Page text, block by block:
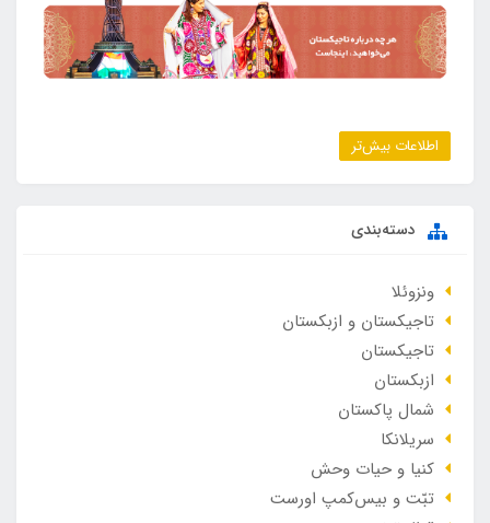
اطلاعات بیش‌تر
دسته‌بندی
ونزوئلا
تاجیکستان و ازبکستان
تاجیکستان
ازبکستان
شمال پاکستان
سریلانکا
کنیا و حیات وحش
تبّت و بیس‌کمپ اورست